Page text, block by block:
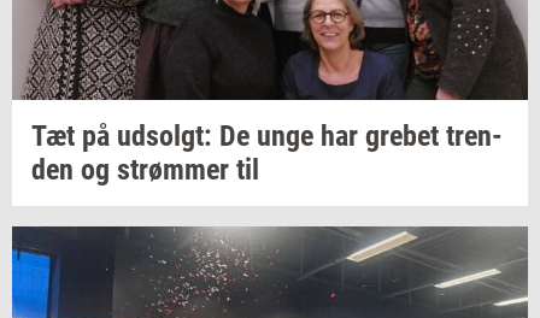
Tæt på ud­solgt: De unge har gre­bet tren­
den og strøm­mer til